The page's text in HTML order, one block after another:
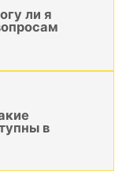
ли я
в